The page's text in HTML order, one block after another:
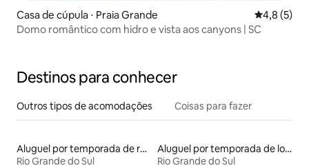
Casa de cúpula ⋅ Praia Grande 4,8 de
4,8 (5)
Domo romântico com hidro e vista aos canyons | SC
Destinos para conhecer
Outros tipos de acomodações Coisas para fazer
Aluguel por temporada de ranchos
Rio Grande do Sul
Aluguel por temporada de lofts
Rio Grande do Sul